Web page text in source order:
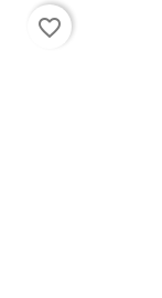
favorite_border